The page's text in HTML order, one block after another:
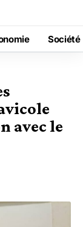
Société
avec le